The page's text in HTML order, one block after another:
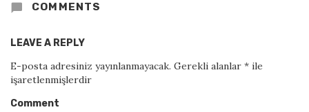
COMMENTS
LEAVE A REPLY
E-posta adresiniz yayınlanmayacak. Gerekli alanlar * ile
işaretlenmişlerdir
Comment